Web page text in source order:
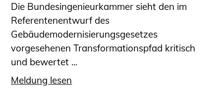
Die Bundesingenieurkammer sieht den im
Referentenentwurf des
Gebäudemodernisierungsgesetzes
vorgesehenen Transformationspfad kritisch
und bewertet ...
Meldung lesen